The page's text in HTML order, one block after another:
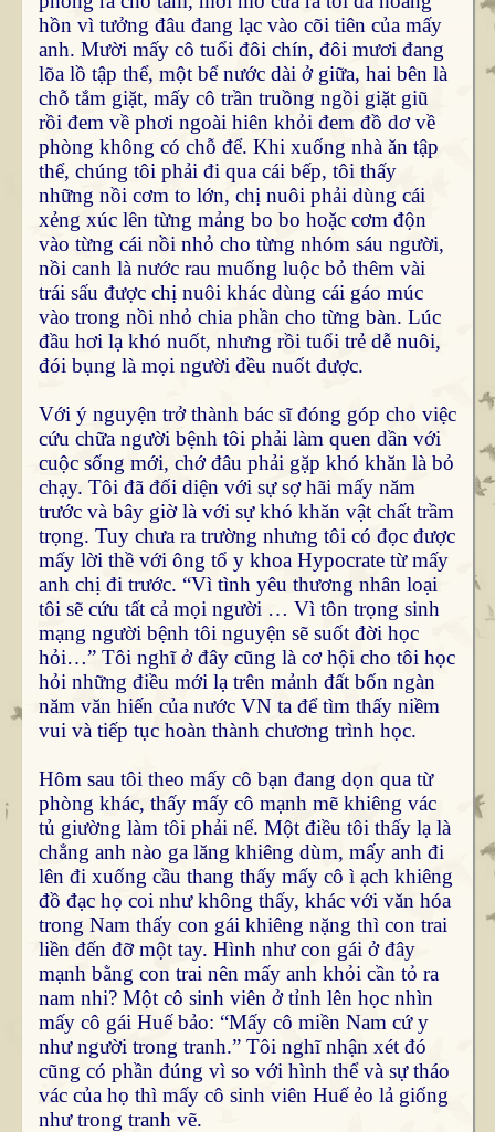
hồn vì tưởng đâu đang lạc vào cõi tiên của mấy
anh. Mười mấy cô tuổi đôi chín, đôi mươi đang
lõa lồ tập thể, một bể nước dài ở giữa, hai bên là
chỗ tắm giặt, mấy cô trần truồng ngồi giặt giũ
rồi đem về phơi ngoài hiên khỏi đem đồ dơ về
phòng không có chỗ để. Khi xuống nhà ăn tập
thể, chúng tôi phải đi qua cái bếp, tôi thấy
những nồi cơm to lớn, chị nuôi phải dùng cái
xẻng xúc lên từng mảng bo bo hoặc cơm độn
vào từng cái nồi nhỏ cho từng nhóm sáu người,
nồi canh là nước rau muống luộc bỏ thêm vài
trái sấu được chị nuôi khác dùng cái gáo múc
vào trong nồi nhỏ chia phần cho từng bàn. Lúc
đầu hơi lạ khó nuốt, nhưng rồi tuổi trẻ dễ nuôi,
đói bụng là mọi người đều nuốt được.
Với ý nguyện trở thành bác sĩ đóng góp cho việc
cứu chữa người bệnh tôi phải làm quen dần với
cuộc sống mới, chớ đâu phải gặp khó khăn là bỏ
chạy. Tôi đã đối diện với sự sợ hãi mấy năm
trước và bây giờ là với sự khó khăn vật chất trầm
trọng. Tuy chưa ra trường nhưng tôi có đọc được
mấy lời thề với ông tổ y khoa Hypocrate từ mấy
anh chị đi trước. “Vì tình yêu thương nhân loại
tôi sẽ cứu tất cả mọi người … Vì tôn trọng sinh
mạng người bệnh tôi nguyện sẽ suốt đời học
hỏi…” Tôi nghĩ ở đây cũng là cơ hội cho tôi học
hỏi những điều mới lạ trên mảnh đất bốn ngàn
năm văn hiến của nước VN ta để tìm thấy niềm
vui và tiếp tục hoàn thành chương trình học.
Hôm sau tôi theo mấy cô bạn đang dọn qua từ
phòng khác, thấy mấy cô mạnh mẽ khiêng vác
tủ giường làm tôi phải nể. Một điều tôi thấy lạ là
chẳng anh nào ga lăng khiêng dùm, mấy anh đi
lên đi xuống cầu thang thấy mấy cô ì ạch khiêng
đồ đạc họ coi như không thấy, khác với văn hóa
trong Nam thấy con gái khiêng nặng thì con trai
liền đến đỡ một tay. Hình như con gái ở đây
mạnh bằng con trai nên mấy anh khỏi cần tỏ ra
nam nhi? Một cô sinh viên ở tỉnh lên học nhìn
mấy cô gái Huế bảo: “Mấy cô miền Nam cứ y
như người trong tranh.” Tôi nghĩ nhận xét đó
cũng có phần đúng vì so với hình thể và sự tháo
vác của họ thì mấy cô sinh viên Huế ẻo lả giống
như trong tranh vẽ.